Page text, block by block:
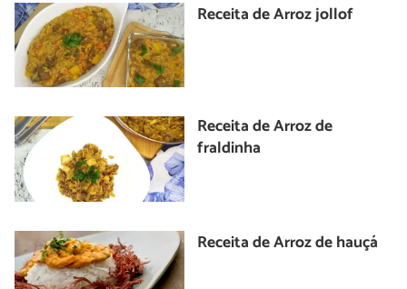
Receita de Arroz jollof
Receita de Arroz de
fraldinha
Receita de Arroz de hauçá